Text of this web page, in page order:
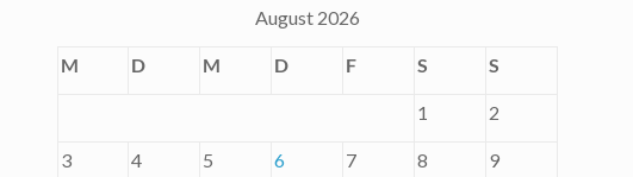
August 2026
M D M D F S S
1 2
3 4 5 6 7 8 9